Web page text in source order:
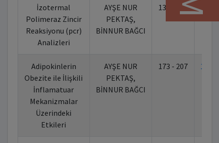
İzotermal
Polimeraz Zincir
Reaksiyonu (pcr)
Analizleri
AYŞE NUR
PEKTAŞ,
BİNNUR BAĞCI
137 - 172
Adipokinlerin
Obezite ile İlişkili
İnflamatuar
Mekanizmalar
Üzerindeki
Etkileri
AYŞE NUR
PEKTAŞ,
BİNNUR BAĞCI
173 - 207